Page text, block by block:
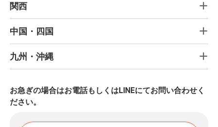
関西
中国・四国
九州・沖縄
お急ぎの場合はお電話もしくはLINEにてお問い合わせく
ださい。